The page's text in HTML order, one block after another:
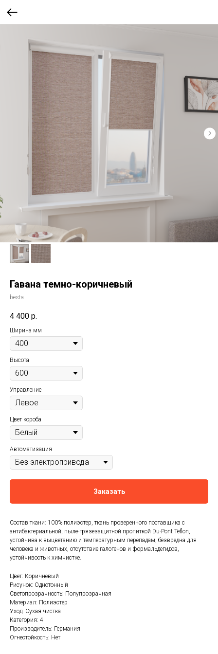
Гавана темно-коричневый
besta
4 400 р.
Ширина мм
Высота
Управление
Цвет короба
Автоматизация
Заказать
Состав ткани: 100% полиэстер, ткань проверенного поставщика с
антибактериальной, пыле-грязезащитной пропиткой Du-Pont Teflon,
устойчива к выцветанию и температурным перепадам, безвредна для
человека и животных, отсутствие галогенов и формальдегидов,
устойчивость к химчистке.
Цвет: Коричневый
Рисунок: Однотонный
Светопрозрачность: Полупрозрачная
Материал: Полиэстер
Уход: Сухая чистка
Категория: 4
Производитель: Германия
Огнестойкость: Нет